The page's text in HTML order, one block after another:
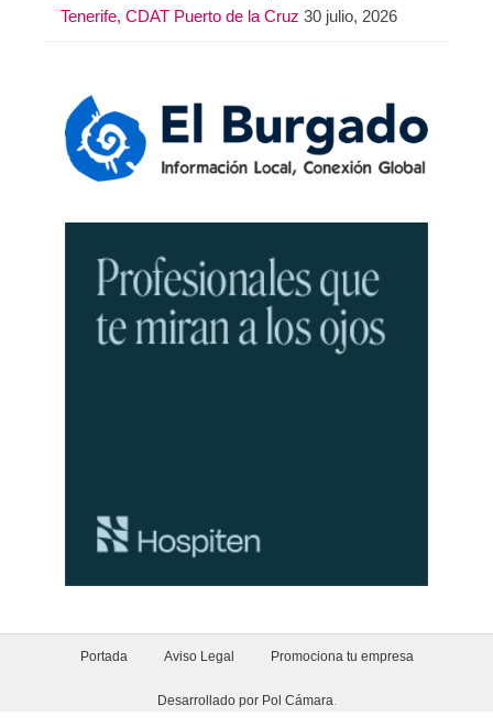
Tenerife, CDAT Puerto de la Cruz 30 julio, 2026
Portada Aviso Legal Promociona tu empresa
Desarrollado por Pol Cámara